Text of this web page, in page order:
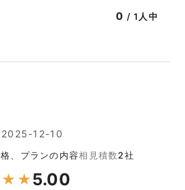
0 / 1人中
2025-12-10
、プランの内容相見積数2社
★ ★5.00